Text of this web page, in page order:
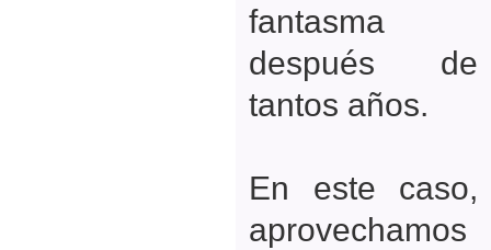
fantasma
después de
tantos años.
En este caso,
aprovechamos